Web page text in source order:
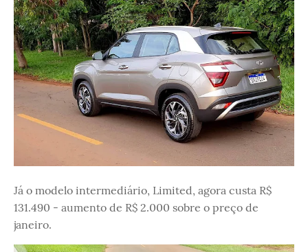
Já o modelo intermediário, Limited, agora custa R$
131.490 - aumento de R$ 2.000 sobre o preço de
janeiro.